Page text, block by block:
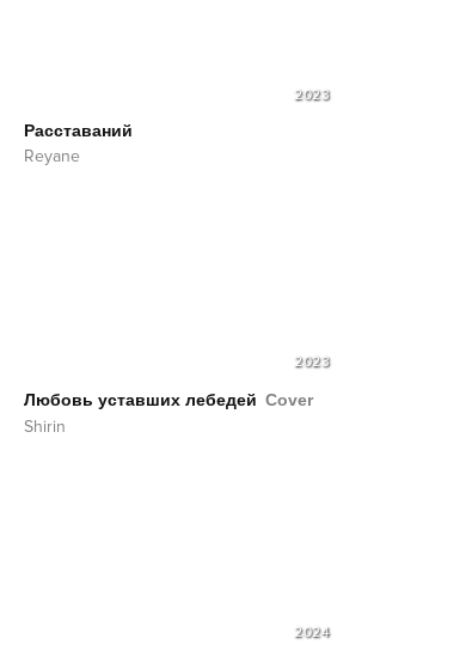
2023
Расставаний
Reyane
2023
Любовь уставших лебедей Cover
Shirin
2024